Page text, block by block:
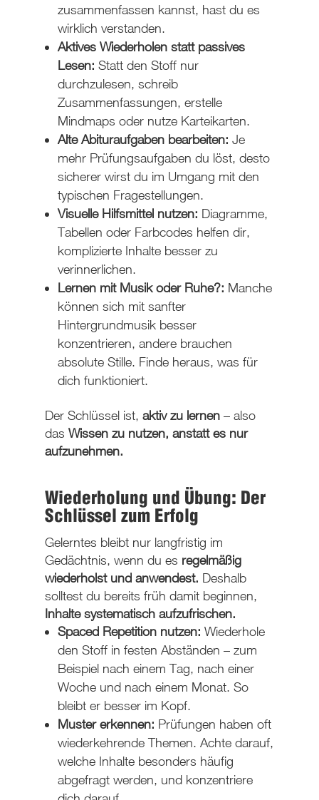
zusammenfassen kannst, hast du es
wirklich verstanden.
Aktives Wiederholen statt passives
Lesen: Statt den Stoff nur
durchzulesen, schreib
Zusammenfassungen, erstelle
Mindmaps oder nutze Karteikarten.
Alte Abituraufgaben bearbeiten: Je
mehr Prüfungsaufgaben du löst, desto
sicherer wirst du im Umgang mit den
typischen Fragestellungen.
Visuelle Hilfsmittel nutzen: Diagramme,
Tabellen oder Farbcodes helfen dir,
komplizierte Inhalte besser zu
verinnerlichen.
Lernen mit Musik oder Ruhe?: Manche
können sich mit sanfter
Hintergrundmusik besser
konzentrieren, andere brauchen
absolute Stille. Finde heraus, was für
dich funktioniert.
Der Schlüssel ist, aktiv zu lernen– also
das Wissen zu nutzen, anstatt es nur
aufzunehmen.
Wiederholung und Übung: Der
Schlüssel zum Erfolg
Gelerntes bleibt nur langfristig im
Gedächtnis, wenn du es regelmäßig
wiederholst und anwendest. Deshalb
solltest du bereits früh damit beginnen,
Inhalte systematisch aufzufrischen.
Spaced Repetition nutzen: Wiederhole
den Stoff in festen Abständen – zum
Beispiel nach einem Tag, nach einer
Woche und nach einem Monat. So
bleibt er besser im Kopf.
Muster erkennen: Prüfungen haben oft
wiederkehrende Themen. Achte darauf,
welche Inhalte besonders häufig
abgefragt werden, und konzentriere